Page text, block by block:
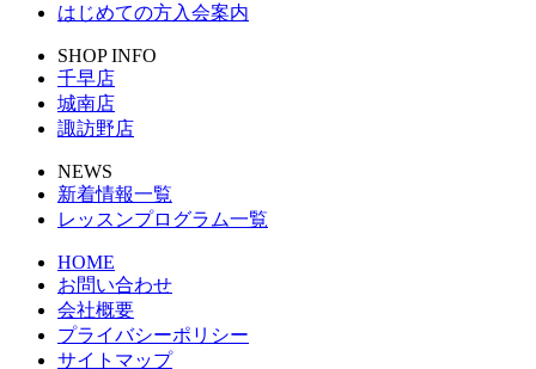
はじめての方入会案内
SHOP INFO
千早店
城南店
諏訪野店
NEWS
新着情報一覧
レッスンプログラム一覧
HOME
お問い合わせ
会社概要
プライバシーポリシー
サイトマップ